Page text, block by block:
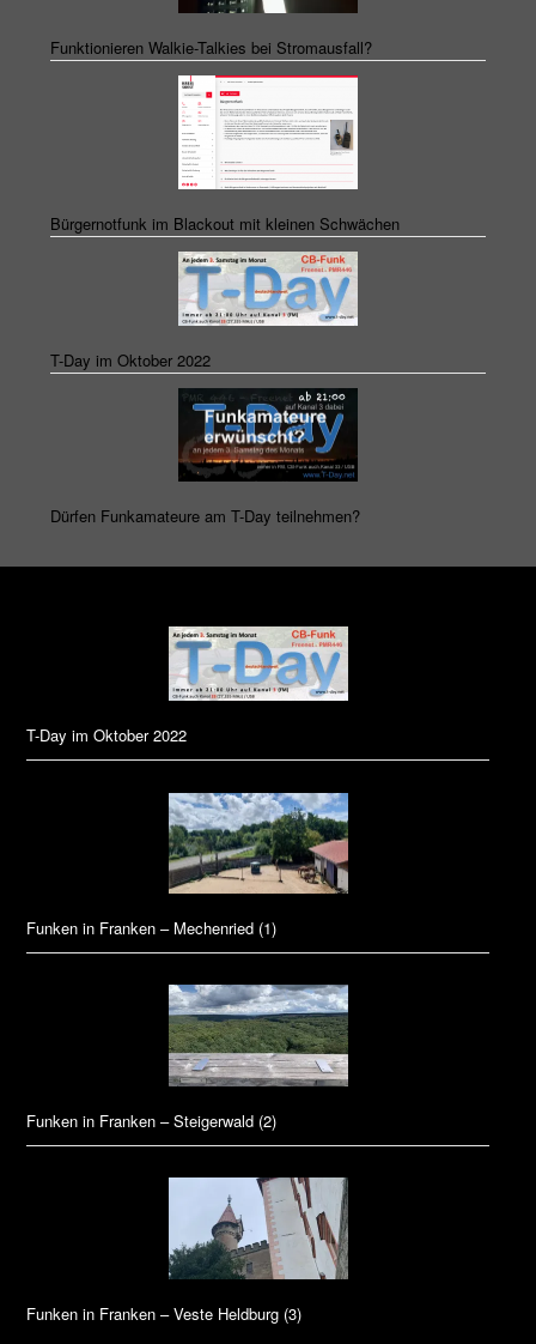
Funktionieren Walkie-Talkies bei Stromausfall?
Bürgernotfunk im Blackout mit kleinen Schwächen
T-Day im Oktober 2022
Dürfen Funkamateure am T-Day teilnehmen?
T-Day im Oktober 2022
Funken in Franken – Mechenried (1)
Funken in Franken – Steigerwald (2)
Funken in Franken – Veste Heldburg (3)